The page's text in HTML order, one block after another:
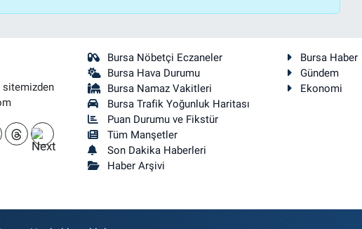
sitemizden
Bursa Nöbetçi Eczaneler
Bursa Hava Durumu
Bursa Namaz Vakitleri
Bursa Trafik Yoğunluk Haritası
Puan Durumu ve Fikstür
Tüm Manşetler
Son Dakika Haberleri
Haber Arşivi
Bursa Haber
Gündem
Ekonomi